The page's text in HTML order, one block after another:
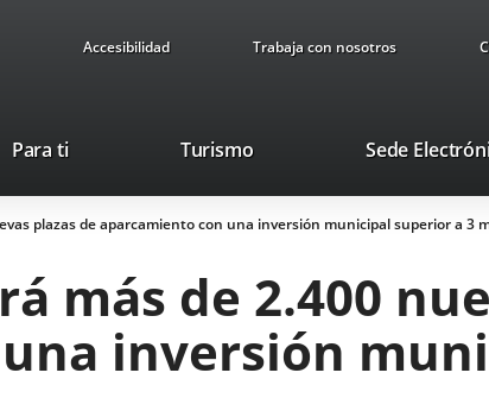
Accesibilidad Trabaja con nosotros
Para ti TurismoEste
se
abrirá
una
ventana
nueva.
Sede
plazas de aparcamiento con una inversión municipal superior a 3
más de 2.400
inversión